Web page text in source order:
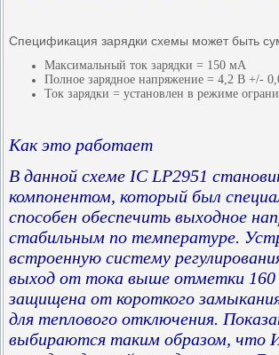
Спецификация зарядки схемы может быть
Максимальный ток зарядки = 150 мА
Полное зарядное напряжение = 4,2 В +/-
Ток зарядки = установлен в режиме
Как это работает
В данной схеме IC LP2951
компонентом, который был
способен обеспечить выходное
стабильным по температуре.
встроенную систему
выход от тока выше отметки
защищена от короткого
для теплового отключения.
выбираются таким образом, что